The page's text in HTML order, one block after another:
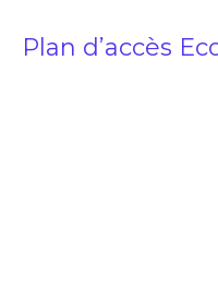
Plan d’accès